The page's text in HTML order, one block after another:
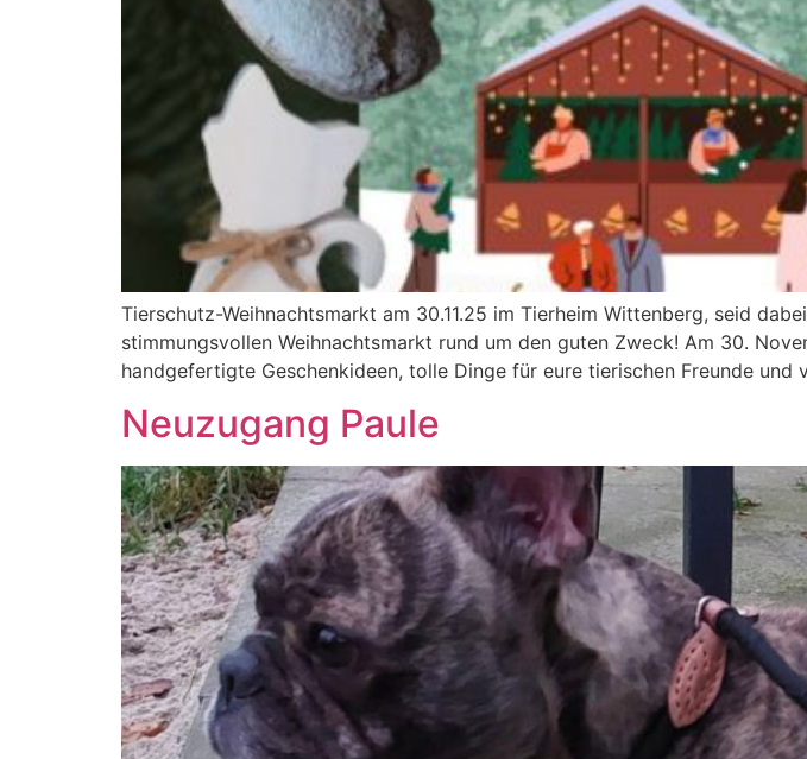
Tierschutz-Weihnachtsmarkt am 30.11.25 im Tierheim Wittenberg, seid
stimmungsvollen Weihnachtsmarkt rund um den guten Zweck! Am 30.
handgefertigte Geschenkideen, tolle Dinge für eure tierischen Freunde
Neuzugang Paule